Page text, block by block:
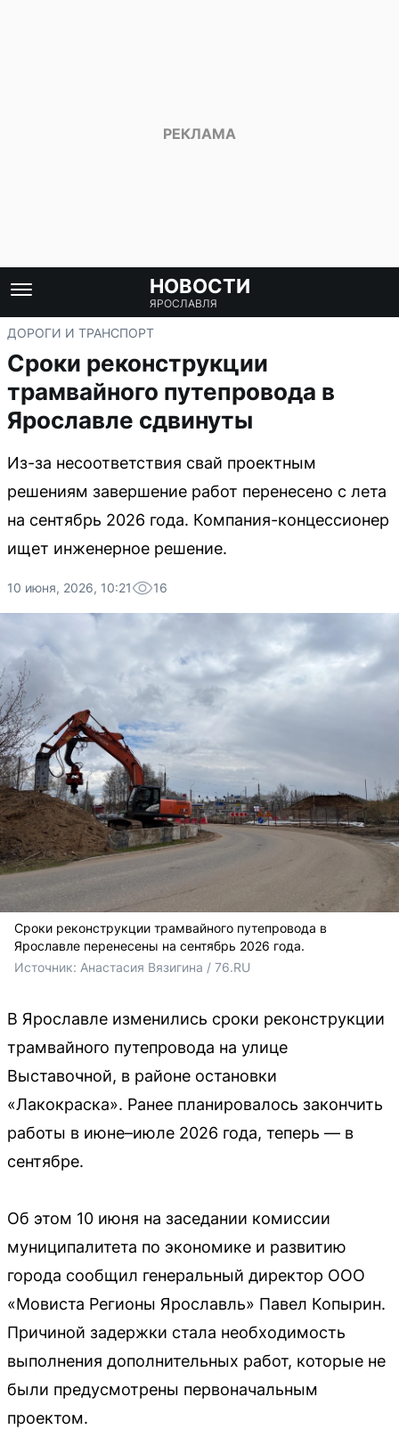
НОВОСТИ
ЯРОСЛАВЛЯ
ДОРОГИ И ТРАНСПОРТ
Сроки реконструкции
трамвайного путепровода в
Ярославле сдвинуты
Из-за несоответствия свай проектным
решениям завершение работ перенесено с лета
на сентябрь 2026 года. Компания-концессионер
ищет инженерное решение.
10 июня, 2026, 10:21 16
Сроки реконструкции трамвайного путепровода в
Ярославле перенесены на сентябрь 2026 года.
Источник: Анастасия Вязигина / 76.RU
В Ярославле изменились сроки реконструкции
трамвайного путепровода на улице
Выставочной, в районе остановки
«Лакокраска». Ранее планировалось закончить
работы в июне–июле 2026 года, теперь — в
сентябре.
Об этом 10 июня на заседании комиссии
муниципалитета по экономике и развитию
города сообщил генеральный директор ООО
«Мовиста Регионы Ярославль» Павел Копырин.
Причиной задержки стала необходимость
выполнения дополнительных работ, которые не
были предусмотрены первоначальным
проектом.